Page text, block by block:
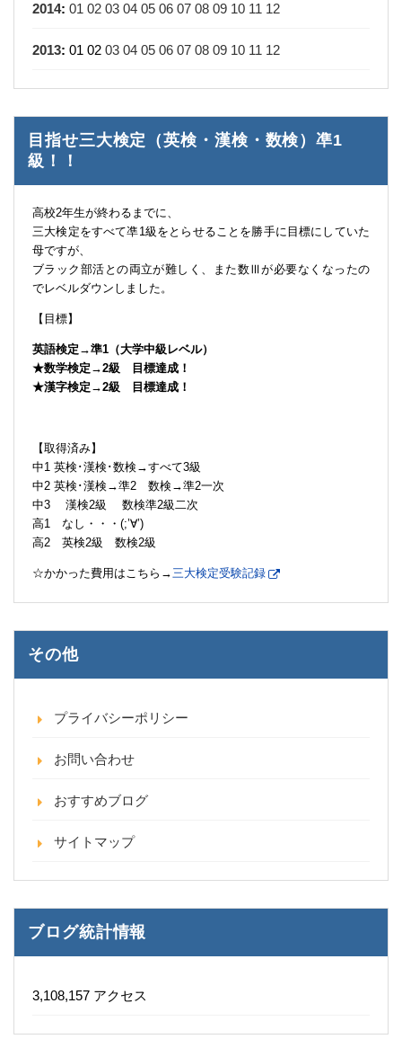
2014: 01 02 03 04 05 06 07 08 09 10 11 12
2013: 01 02 03 04 05 06 07 08 09 10 11 12
目指せ三大検定（英検・漢検・数検）凖1
級！！
高校2年生が終わるまでに、
三大検定をすべて凖1級をとらせることを勝手に目標にしていた
母ですが、
ブラック部活との両立が難しく、また数Ⅲが必要なくなったの
でレベルダウンしました。
【目標】
英語検定→準1（大学中級レベル）
★数学検定→2級 目標達成！
★漢字検定→2級 目標達成！
【取得済み】
中1 英検･漢検･数検→すべて3級
中2 英検･漢検→準2 数検→準2一次
中3 漢検2級 数検準2級二次
高1 なし・・・(;’∀’)
高2 英検2級 数検2級
☆かかった費用はこちら→三大検定受験記録
その他
プライバシーポリシー
お問い合わせ
おすすめブログ
サイトマップ
ブログ統計情報
3,108,157 アクセス